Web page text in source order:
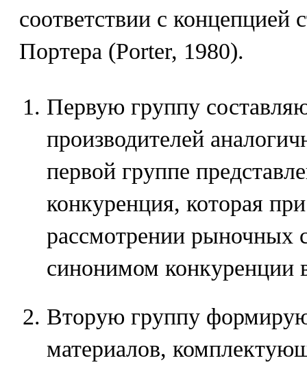
соответствии с концепцией
Портера (Porter, 1980).
Первую группу
производителей
первой группе
конкуренция, которая
рассмотрении рыночных
синонимом конкуренции
Вторую группу
материалов,